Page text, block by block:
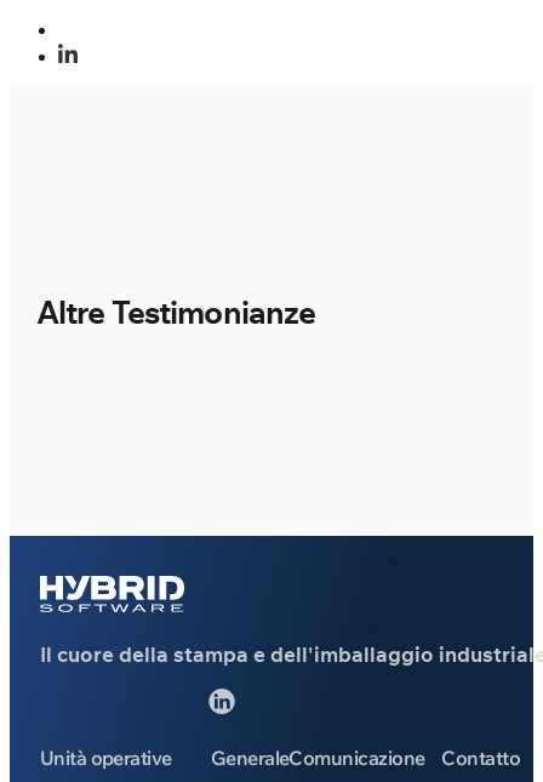
Altre Testimonianze
Il cuore della stampa e dell'imballaggio
Unità operative GeneraleComunicazione Contatto